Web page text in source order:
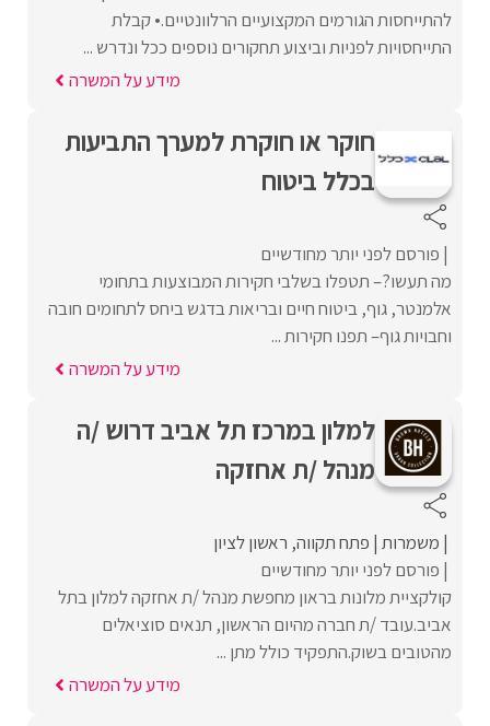
להתייחסות הגורמים המקצועיים הרלוונטיים.• קבלת
התייחסויות לפניות וביצוע תחקורים נוספים ככל ונדרש ...
מידע על המשרה
חוקר או חוקרת למערך התביעות
בכלל ביטוח
פורסם לפני יותר מחודשיים
מה תעשו?– תטפלו בשלבי חקירות המבוצעות בתחומי
אלמנטר, גוף, ביטוח חיים ובריאות בדגש ביחס לתחומים חובה
וחבויות גוף– תפנו חקירות ...
מידע על המשרה
למלון במרכז תל אביב דרוש /ה
מנהל /ת אחזקה
משמרות פתח תקווה ראשון לציון
פורסם לפני יותר מחודשיים
קולקציית מלונות בראון מחפשת מנהל /ת אחזקה למלון בתל
אביב.עובד /ת חברה מהיום הראשון, תנאים סוציאלים
מהטובים בשוק.התפקיד כולל מתן ...
מידע על המשרה